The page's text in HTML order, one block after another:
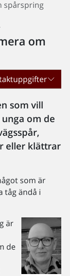
spårspring
om
som vill
om de
eller klättrar
som är
tåg ändå i
är
de